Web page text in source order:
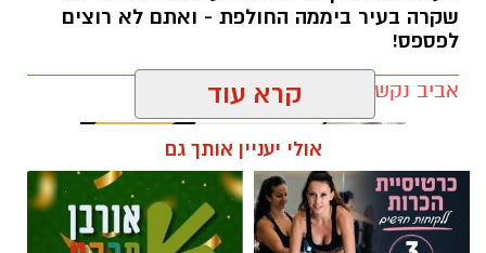
ללקוחות חדשים הסופר השכונתי שמביא את כוח
הרשתות הגדולות לרמת גן